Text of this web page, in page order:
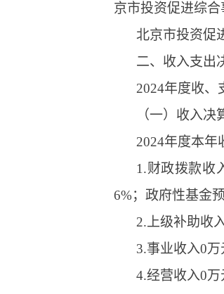
京市投资促进综
北京市投资促
二、收入支出
2024年度收、
（一）收入决
2024年度本年
1.财政拨款收
6%；政府性基金
2.上级补助收
3.事业收入0万
4.经营收入0万